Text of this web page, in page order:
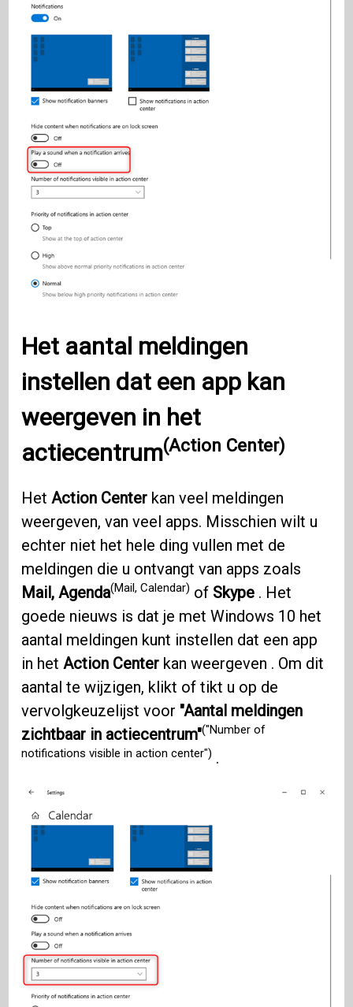
Het aantal meldingen
instellen dat een app kan
weergeven in het
actiecentrum(Action Center)
Het Action Center kan veel meldingen
weergeven, van veel apps. Misschien wilt u
echter niet het hele ding vullen met de
meldingen die u ontvangt van apps zoals
Mail, Agenda(Mail, Calendar) of Skype . Het
goede nieuws is dat je met Windows 10 het
aantal meldingen kunt instellen dat een app
in het Action Center kan weergeven . Om dit
aantal te wijzigen, klikt of tikt u op de
vervolgkeuzelijst voor "Aantal meldingen
zichtbaar in actiecentrum"("Number of
notifications visible in action center") .